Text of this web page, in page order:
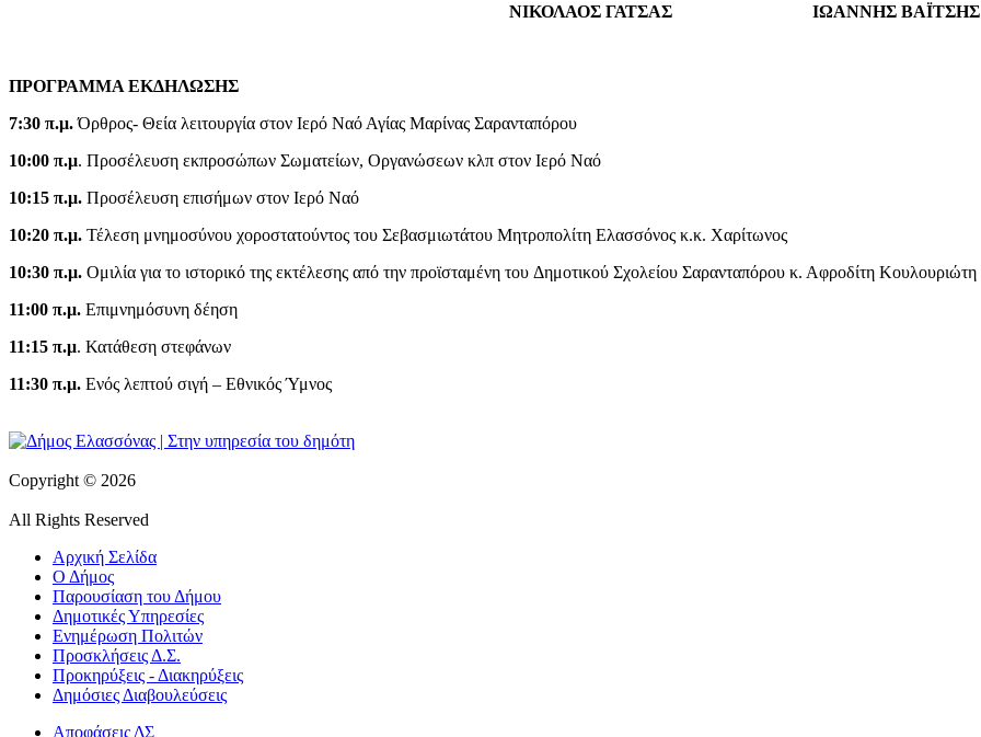
ΝΙΚΟΛΑΟΣ ΓΑΤΣΑΣ ΙΩΑΝΝΗΣ ΒΑΪΤΣΗΣ
ΠΡΟΓΡΑΜΜΑ ΕΚΔΗΛΩΣΗΣ
7:30 π.μ.Όρθρος- Θεία λειτουργία στον Ιερό Ναό Αγίας Μαρίνας Σαρανταπόρου
10:00 π.μ. Προσέλευση εκπροσώπων Σωματείων, Οργανώσεων κλπ στον Ιερό Ναό
10:15 π.μ. Προσέλευση επισήμων στον Ιερό Ναό
10:20 π.μ. Τέλεση μνημοσύνου χοροστατούντος του Σεβασμιωτάτου Μητροπολίτη Ελασσόνος κ.κ. Χαρίτωνος
10:30 π.μ. Ομιλία για το ιστορικό της εκτέλεσης από την προϊσταμένη του Δημοτικού Σχολείου Σαρανταπόρου κ. Αφροδίτη Κουλουριώτη
11:00 π.μ. Επιμνημόσυνη δέηση
11:15 π.μ. Κατάθεση στεφάνων
11:30 π.μ. Ενός λεπτού σιγή – Εθνικός Ύμνος
Copyright © 2026
All Rights Reserved
Αρχική Σελίδα
Ο Δήμος
Παρουσίαση του Δήμου
Δημοτικές Υπηρεσίες
Ενημέρωση Πολιτών
Προσκλήσεις Δ.Σ.
Προκηρύξεις - Διακηρύξεις
Δημόσιες Διαβουλεύσεις
Αποφάσεις ΔΣ